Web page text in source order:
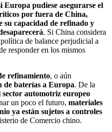
Europa pudiese asegurarse el
por fuera de China,
su capacidad de refinado y
. Si China considera
de balance perjudicial a
responder en los mismos
refinamiento, o aún
de baterías a Europa. De la
automotriz europeo
un poco el futuro, materiales
ya están sujetos a controles
de Comercio chino.